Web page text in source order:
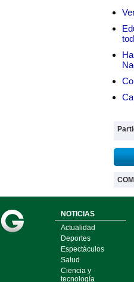
NOTICIAS
Actualidad
Deportes
Espectáculos
Salud
Ciencia y
tecnología